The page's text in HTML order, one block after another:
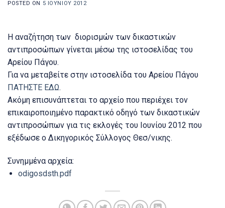
POSTED ON 5 ΙΟΥΝΊΟΥ 2012
Η αναζήτηση των διορισμών των δικαστικών
αντιπροσώπων γίνεται μέσω της ιστοσελίδας του
Αρείου Πάγου.
Για να μεταβείτε στην ιστοσελίδα του Αρείου Πάγου
ΠΑΤΗΣΤΕ ΕΔΩ.
Ακόμη επισυνάπτεται το αρχείο που περιέχει τον
επικαιροποιημένο παρακτικό οδηγό των δικαστικών
αντιπροσώπων για τις εκλογές του Ιουνίου 2012 που
εξέδωσε ο Δικηγορικός Σύλλογος Θεσ/νικης.
Συνημμένα αρχεία:
odigosdsth.pdf